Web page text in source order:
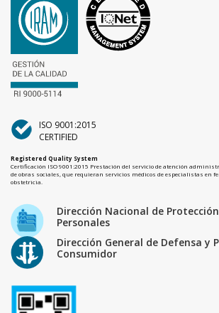
ISO 9001:2015
CERTIFIED
Registered Quality System
Certificación ISO 9001:2015 Prestación del servicio de atención
de obras sociales, que requieran servicios médicos de especialistas en
obstetricia.
Dirección Nacional de
Personales
Dirección General de Defensa y
Consumidor